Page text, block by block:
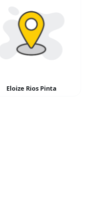
Eloize Rios Pinta